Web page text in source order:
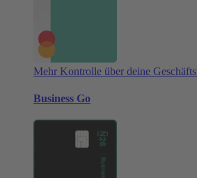
Mehr Kontrolle über deine
Business Go